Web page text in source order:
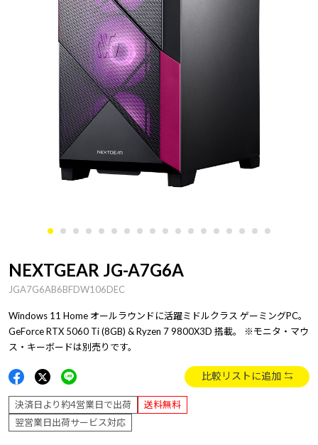
NEXTGEAR JG-A7G6A
JGA7G6AB6BFDW106DEC
Windows 11 Home オールラウンドに活躍ミドルクラス ゲーミングPC。
GeForce RTX 5060 Ti (8GB) & Ryzen 7 9800X3D 搭載。 ※モニタ・マウ
ス・キーボードは別売りです。
比較リストに追加
決済日より約4営業日で出荷
送料無料
翌営業日出荷サービス対応